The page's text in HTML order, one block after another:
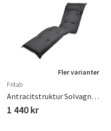
Fler varianter
Fritab
Antracitstruktur Solvagnsdyna Canyon (Tjock)
1 440 kr